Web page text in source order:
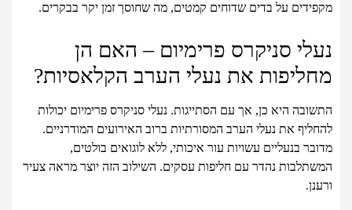
מקפידים על בדים שדוחים קמטים, מה שחוסך זמן יקר בבקרים.
נעלי סניקרס פרימיום – האם הן
מחליפות את נעלי הערב הקלאסיות?
התשובה היא כן, אך עם הסתייגות. נעלי סניקרס פרימיום יכולות
להחליף את נעלי הערב המסורתיות ברוב האירועים המודרניים.
מדובר בנעליים עשויות עור איכותי, ללא לוגואים בולטים,
המשתלבות נהדר עם חליפות עסקים. השילוב הזה יוצר מראה צעיר
ורענן.